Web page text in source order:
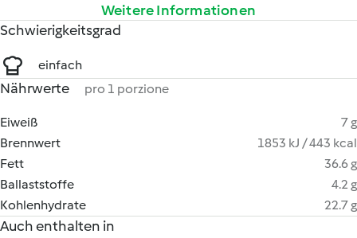
Weitere Informationen
Schwierigkeitsgrad
einfach
Nährwerte pro 1 porzione
Eiweiß
7 g
Brennwert
1853 kJ / 443 kcal
Fett
36.6 g
Ballaststoffe
4.2 g
Kohlenhydrate
22.7 g
Auch enthalten in